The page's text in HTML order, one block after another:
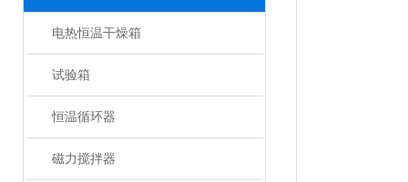
电热恒温干燥箱
试验箱
恒温循环器
磁力搅拌器